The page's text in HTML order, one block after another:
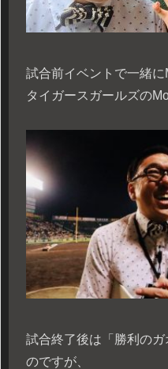
試合前イベントで一緒
タイガースガールズの
試合終了後は「勝利の
のですが、